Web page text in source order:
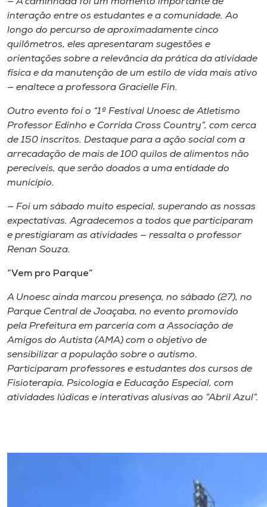
A+
A-
interação entre os estudantes e a comunidade. Ao
longo do percurso de aproximadamente cinco
quilômetros, eles apresentaram sugestões e
orientações sobre a relevância da prática da atividade
física e da manutenção de um estilo de vida mais ativo
— enaltece a professora Gracielle Fin.
Outro evento foi o “1º Festival Unoesc de Atletismo
Professor Edinho e Corrida Cross Country”, com cerca
de 150 inscritos. Destaque para a ação social com a
arrecadação de mais de 100 quilos de alimentos não
perecíveis, que serão doados a uma entidade do
município.
— Foi um sábado muito especial, superando as nossas
expectativas. Agradecemos a todos que participaram
e prestigiaram as atividades — ressalta o professor
Renan Souza.
“Vem pro Parque”
A Unoesc ainda marcou presença, no sábado (27), no
Parque Central de Joaçaba, no evento promovido
pela Prefeitura em parceria com a Associação de
Amigos do Autista (AMA) com o objetivo de
sensibilizar a população sobre o autismo.
Participaram professores e estudantes dos cursos de
Fisioterapia, Psicologia e Educação Especial, com
atividades lúdicas e interativas alusivas ao “Abril Azul”.